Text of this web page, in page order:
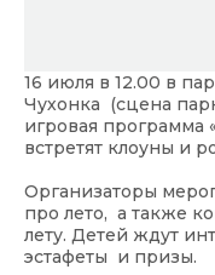
16 июля в 12.00 в
Чухонка (сцена
игровая программа
встретят клоуны и
Организаторы
про лето, а также
лету. Детей ждут
эстафеты и призы.